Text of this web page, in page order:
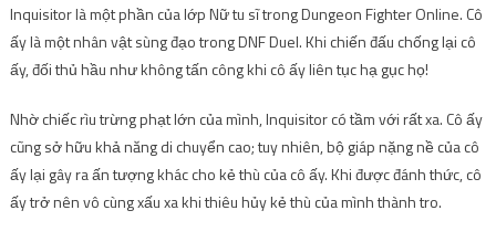
Inquisitor là một phần của lớp Nữ tu sĩ trong Dungeon Fighter Online. Cô
ấy là một nhân vật sùng đạo trong DNF Duel. Khi chiến đấu chống lại cô
ấy, đối thủ hầu như không tấn công khi cô ấy liên tục hạ gục họ!
Nhờ chiếc rìu trừng phạt lớn của mình, Inquisitor có tầm với rất xa. Cô ấy
cũng sở hữu khả năng di chuyển cao; tuy nhiên, bộ giáp nặng nề của cô
ấy lại gây ra ấn tượng khác cho kẻ thù của cô ấy. Khi được đánh thức, cô
ấy trở nên vô cùng xấu xa khi thiêu hủy kẻ thù của mình thành tro.